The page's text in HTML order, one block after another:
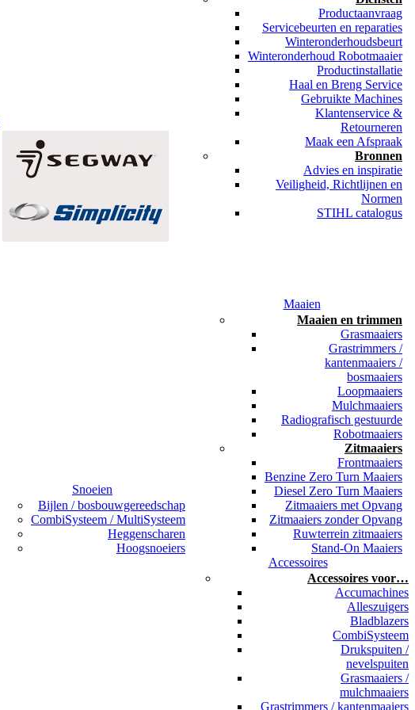
Productaanvraag
Servicebeurten en reparaties
Winteronderhoudsbeurt
Winteronderhoud Robotmaaier
Productinstallatie
Haal en Breng Service
Gebruikte Machines
Klantenservice &
Retourneren
Maak een Afspraak
Bronnen
Advies en inspiratie
Veiligheid, Richtlijnen en
Normen
STIHL catalogus
Snoeien
Bijlen / bosbouwgereedschap
CombiSysteem / MultiSysteem
Heggenscharen
Hoogsnoeiers
Maaien
Maaien en trimmen
Grasmaaiers
Grastrimmers /
kantenmaaiers /
bosmaaiers
Loopmaaiers
Mulchmaaiers
Radiografisch gestuurde
Robotmaaiers
Zitmaaiers
Frontmaaiers
Benzine Zero Turn Maaiers
Diesel Zero Turn Maaiers
Zitmaaiers met Opvang
Zitmaaiers zonder Opvang
Ruwterrein zitmaaiers
Stand-On Maaiers
Accessoires
Accessoires voor…
Accumachines
Alleszuigers
Bladblazers
CombiSysteem
Drukspuiten /
nevelspuiten
Grasmaaiers /
mulchmaaiers
Grastrimmers / kantenmaaiers